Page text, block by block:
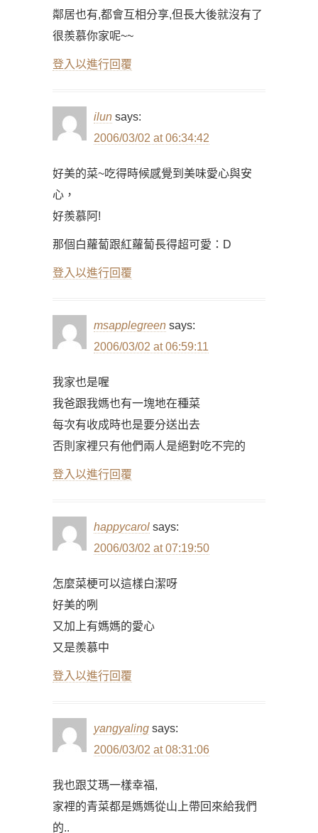
鄰居也有,都會互相分享,但長大後就沒有了
很羨慕你家呢~~
登入以進行回覆
ilun says:
2006/03/02 at 06:34:42
好美的菜~吃得時候感覺到美味愛心與安
心，
好羨慕阿!
那個白蘿蔔跟紅蘿蔔長得超可愛：D
登入以進行回覆
msapplegreen says:
2006/03/02 at 06:59:11
我家也是喔
我爸跟我媽也有一塊地在種菜
每次有收成時也是要分送出去
否則家裡只有他們兩人是絕對吃不完的
登入以進行回覆
happycarol says:
2006/03/02 at 07:19:50
怎麼菜梗可以這樣白潔呀
好美的咧
又加上有媽媽的愛心
又是羨慕中
登入以進行回覆
yangyaling says:
2006/03/02 at 08:31:06
我也跟艾瑪一樣幸福,
家裡的青菜都是媽媽從山上帶回來給我們
的..